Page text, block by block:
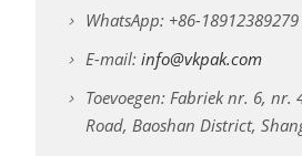
WhatsApp: +86-18912389279
E-mail: info@vkpak.com
Toevoegen: Fabriek nr. 6, nr.
Road, Baoshan District,